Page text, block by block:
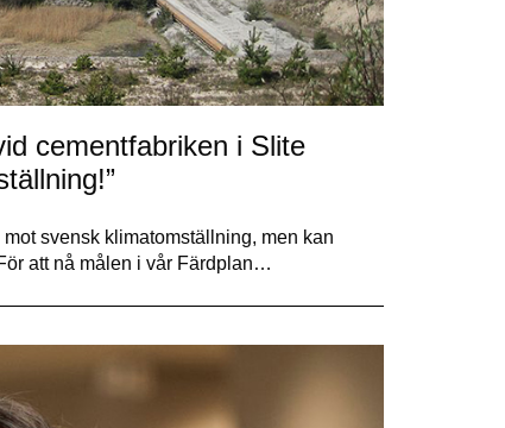
cementfabriken i Slite
svensk klimatomställning, men kan
att nå målen i vår Färdplan…